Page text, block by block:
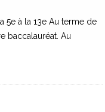
5e à la 13e Au terme de
baccalauréat. Au